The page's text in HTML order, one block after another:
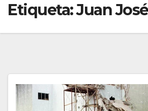
Etiqueta:Juan